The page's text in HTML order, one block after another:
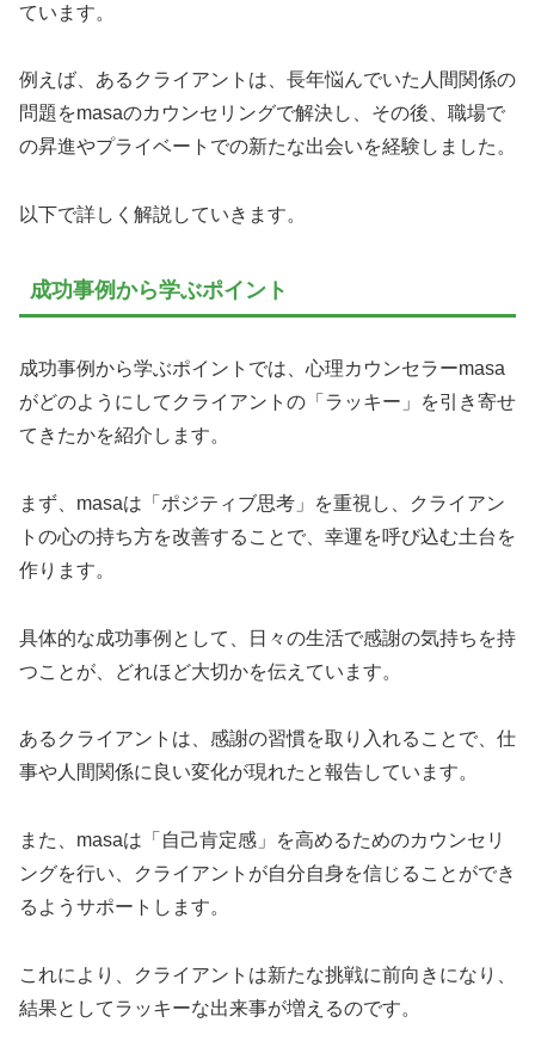
ています。
例えば、あるクライアントは、長年悩んでいた人間関係の
問題をmasaのカウンセリングで解決し、その後、職場で
の昇進やプライベートでの新たな出会いを経験しました。
以下で詳しく解説していきます。
成功事例から学ぶポイント
成功事例から学ぶポイントでは、心理カウンセラーmasa
がどのようにしてクライアントの「ラッキー」を引き寄せ
てきたかを紹介します。
まず、masaは「ポジティブ思考」を重視し、クライアン
トの心の持ち方を改善することで、幸運を呼び込む土台を
作ります。
具体的な成功事例として、日々の生活で感謝の気持ちを持
つことが、どれほど大切かを伝えています。
あるクライアントは、感謝の習慣を取り入れることで、仕
事や人間関係に良い変化が現れたと報告しています。
また、masaは「自己肯定感」を高めるためのカウンセリ
ングを行い、クライアントが自分自身を信じることができ
るようサポートします。
これにより、クライアントは新たな挑戦に前向きになり、
結果としてラッキーな出来事が増えるのです。